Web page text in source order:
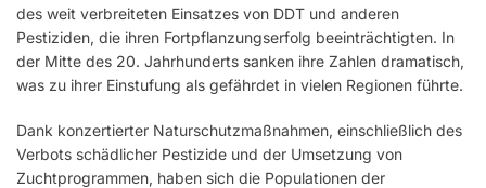
des weit verbreiteten Einsatzes von DDT und anderen
Pestiziden, die ihren Fortpflanzungserfolg beeinträchtigten. In
der Mitte des 20. Jahrhunderts sanken ihre Zahlen dramatisch,
was zu ihrer Einstufung als gefährdet in vielen Regionen führte.
Dank konzertierter Naturschutzmaßnahmen, einschließlich des
Verbots schädlicher Pestizide und der Umsetzung von
Zuchtprogrammen, haben sich die Populationen der